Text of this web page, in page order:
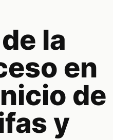
la
en
de
y